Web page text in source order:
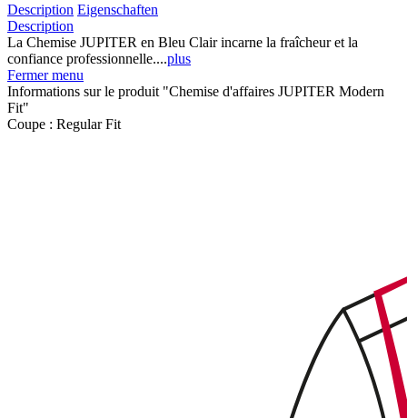
Description Eigenschaften
Description
La Chemise JUPITER en Bleu Clair incarne la fraîcheur et la
confiance professionnelle....plus
Fermer menu
Informations sur le produit "Chemise d'affaires JUPITER Modern
Fit"
Coupe : Regular Fit